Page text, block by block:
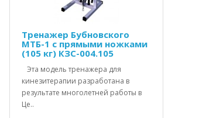
Тренажер Бубновского
МТБ-1 с прямыми ножками
(105 кг) КЗС-004.105
Эта модель тренажера для
кинезитерапии разработана в
результате многолетней работы в
Це..